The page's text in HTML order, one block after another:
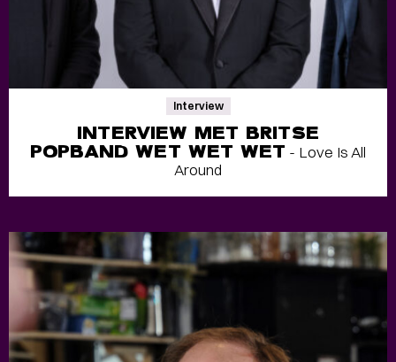
Interview
INTERVIEW MET BRITSE
POPBAND WET WET WET - Love Is All
Around